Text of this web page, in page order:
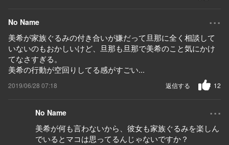
No Name ...
美希が家族ぐるみの付き合いが嫌だって旦那に全く相談して
いないのもおかしいけど、旦那も旦那で美希のこと気にかけ
てなさすぎる。
美希の行動が空回りしてる感がすごい...
2019/06/28 07:18 12
返信する
No Name ...
美希が何も言わないから、彼女も家族ぐるみを楽しん
でいるとマコは思ってるんじゃないですか？